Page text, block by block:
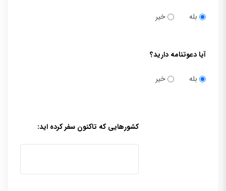
بله خیر
آیا دعوتنامه دارید؟
بله خیر
کشورهایی که تاکنون سفر کرده اید: